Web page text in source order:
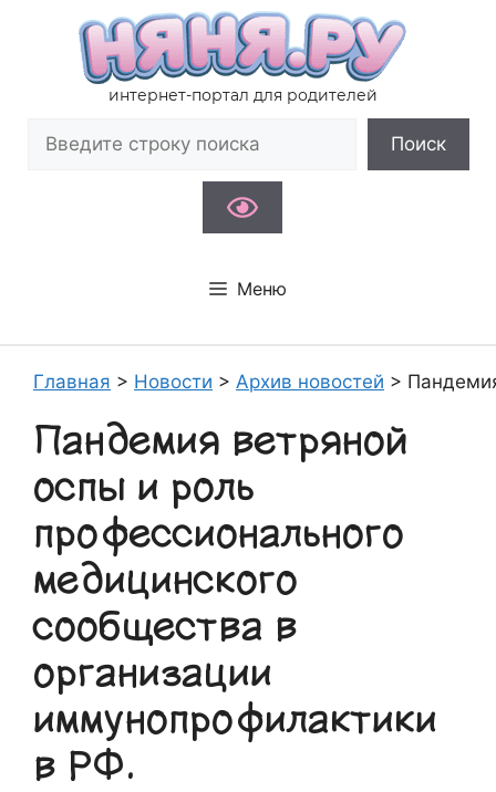
содержимому
интернет-портал для родителей
Поиск
Меню
Главная > Новости > Архив новостей >
Пандемия ветряной
оспы и роль
профессионального
медицинского
сообщества в
организации
иммунопрофилактики
в РФ.